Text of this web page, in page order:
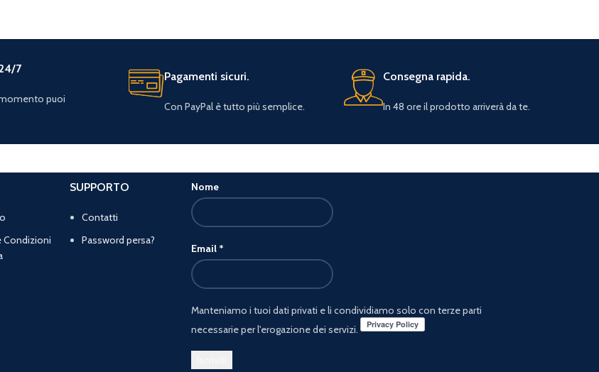
7
puoi
Pagamenti sicuri.
Con PayPal è tutto più semplice.
Consegna rapida.
In 48 ore il prodotto arriverà da te.
Condizioni
SUPPORTO
Contatti
Password persa?
Nome
Email *
Manteniamo i tuoi dati privati e li condividiamo solo con terze parti
necessarie per l'erogazione dei servizi.